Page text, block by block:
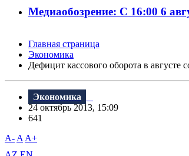
Медиаобозрение: С 16:00 6
Главная страница
Экономика
Дефицит кассового оборота в августе
Экономика
24 октябрь 2013, 15:09
641
A- A A+